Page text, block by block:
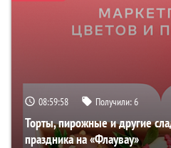
08:59:57 Получили:6
Торты, пирожные и другие
праздника на «Флаувау»